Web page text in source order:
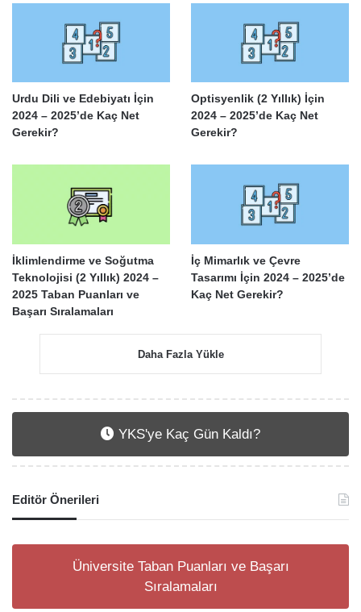
Urdu Dili ve Edebiyatı İçin
2024 – 2025’de Kaç Net
Gerekir?
Optisyenlik (2 Yıllık) İçin
2024 – 2025’de Kaç Net
Gerekir?
İklimlendirme ve Soğutma
Teknolojisi (2 Yıllık) 2024 –
2025 Taban Puanları ve
Başarı Sıralamaları
İç Mimarlık ve Çevre
Tasarımı İçin 2024 – 2025’de
Kaç Net Gerekir?
Daha Fazla Yükle
YKS'ye Kaç Gün Kaldı?
Editör Önerileri
Üniversite Taban Puanları ve Başarı
Sıralamaları